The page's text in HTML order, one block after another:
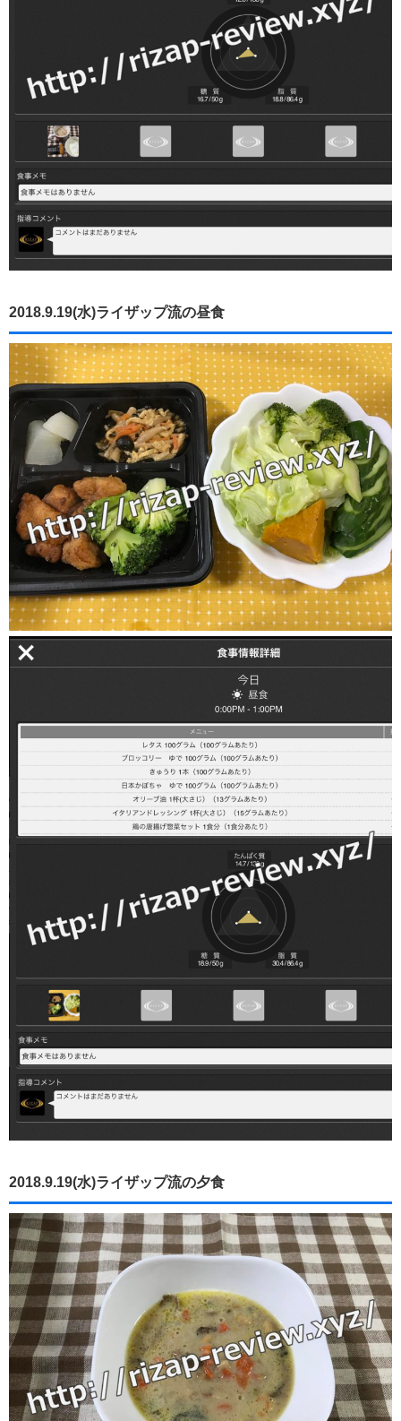
2018.9.19(水)ライザップ流の昼食
2018.9.19(水)ライザップ流の夕食